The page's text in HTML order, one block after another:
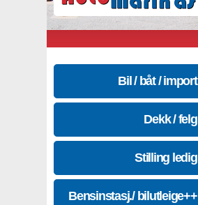
Bil / båt / import
Dekk / felg
Stilling ledig
Bensinstasj./ bilutleige++